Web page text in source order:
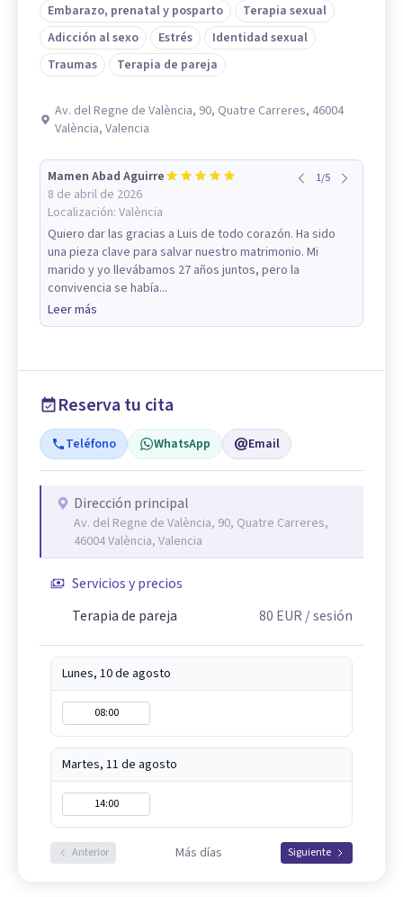
Embarazo, prenatal y posparto
Terapia sexual
Adicción al sexo
Estrés
Identidad sexual
Traumas
Terapia de pareja
Av. del Regne de València, 90, Quatre Carreres, 46004
València, Valencia
Mamen Abad Aguirre
8 de abril de 2026
Localización: València
1/5
Quiero dar las gracias a Luis de todo corazón. Ha sido
una pieza clave para salvar nuestro matrimonio. Mi
marido y yo llevábamos 27 años juntos, pero la
convivencia se había...
Leer más
Reserva tu cita
Teléfono WhatsApp Email
Dirección principal
Av. del Regne de València, 90, Quatre Carreres,
46004 València, Valencia
Servicios y precios
Terapia de pareja
80 EUR / sesión
Lunes, 10 de agosto
08:00
Martes, 11 de agosto
14:00
Anterior Más días Siguiente